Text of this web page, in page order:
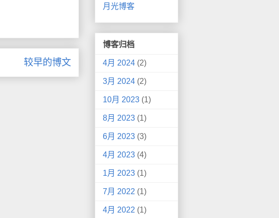
较早的博文
月光博客
博客归档
4月 2024 (2)
3月 2024 (2)
10月 2023 (1)
8月 2023 (1)
6月 2023 (3)
4月 2023 (4)
1月 2023 (1)
7月 2022 (1)
4月 2022 (1)